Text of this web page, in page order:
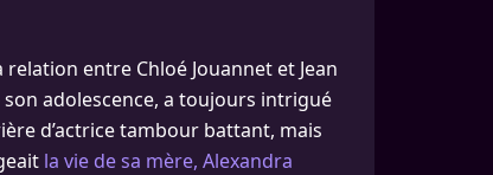
entre Chloé Jouannet et Jean
adolescence, a toujours intrigué
d’actrice tambour battant, mais
la vie de sa mère, Alexandra